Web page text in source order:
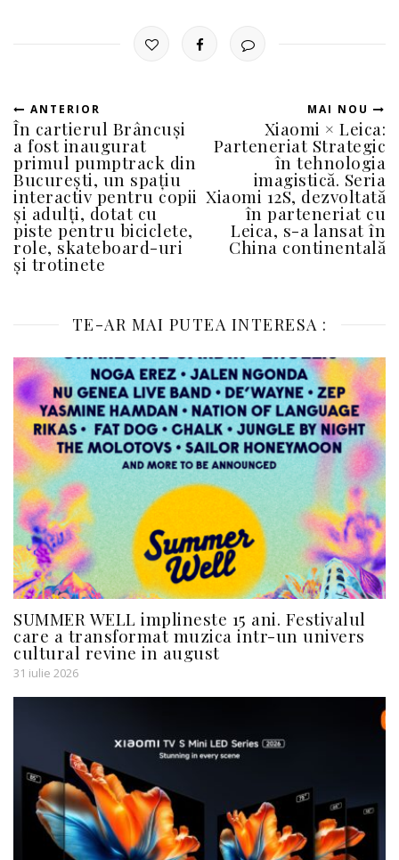
ANTERIOR
În cartierul Brâncuși
a fost inaugurat
primul pumptrack din
București, un spațiu
interactiv pentru copii
și adulți, dotat cu
piste pentru biciclete,
role, skateboard-uri
și trotinete
MAI NOU
Xiaomi × Leica:
Parteneriat Strategic
în tehnologia
imagistică. Seria
Xiaomi 12S, dezvoltată
în parteneriat cu
Leica, s-a lansat în
China continentală
TE-AR MAI PUTEA INTERESA :
SUMMER WELL implineste 15 ani. Festivalul
care a transformat muzica intr-un univers
cultural revine in august
31 iulie 2026